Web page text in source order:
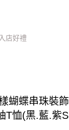
店好禮
蝴蝶串珠裝
T恤(黑.藍.紫